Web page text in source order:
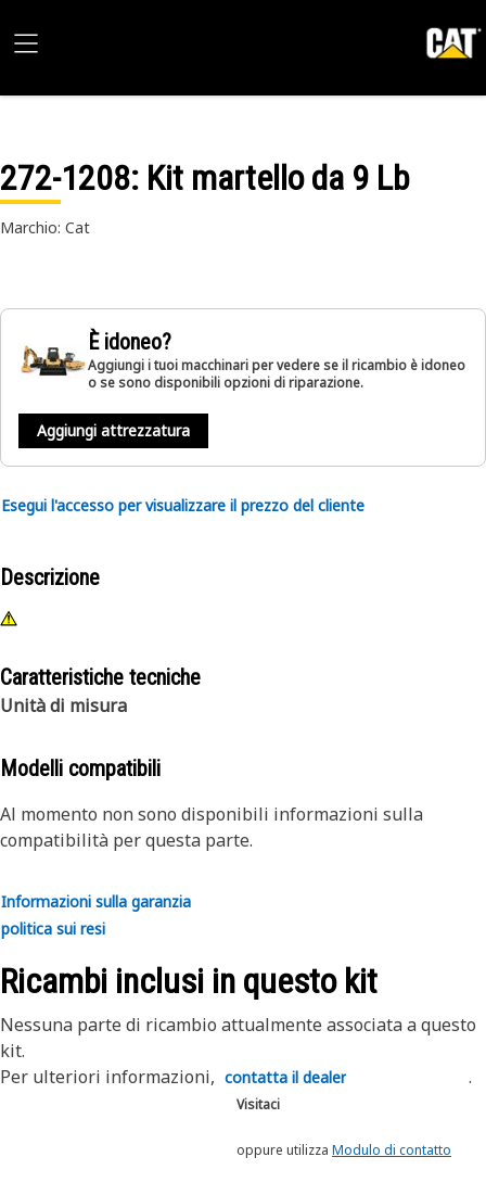
272-1208: Kit martello da 9 Lb
Marchio: Cat
È idoneo?
Aggiungi i tuoi macchinari per vedere se il ricambio è idoneo
o se sono disponibili opzioni di riparazione.
Aggiungi attrezzatura
Esegui l'accesso per visualizzare il prezzo del cliente
Descrizione
Caratteristiche tecniche
Unità di misura
Modelli compatibili
Al momento non sono disponibili informazioni sulla
compatibilità per questa parte.
Informazioni sulla garanzia
politica sui resi
Ricambi inclusi in questo kit
Nessuna parte di ricambio attualmente associata a questo
kit.
Per ulteriori informazioni, contatta il dealer
Visitaci
oppure utilizza Modulo di contatto
.